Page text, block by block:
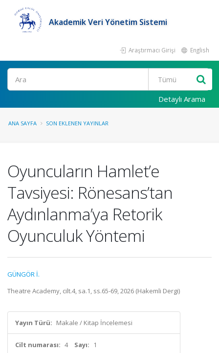
Akademik Veri Yönetim Sistemi
Araştırmacı Girişi English
Ara
Detaylı Arama
ANA SAYFA SON EKLENEN YAYINLAR
Oyuncuların Hamlet’e
Tavsiyesi: Rönesans’tan
Aydınlanma’ya Retorik
Oyunculuk Yöntemi
GÜNGÖR İ.
Theatre Academy, cilt.4, sa.1, ss.65-69, 2026 (Hakemli Dergi)
Yayın Türü: Makale / Kitap İncelemesi
Cilt numarası: 4 Sayı: 1